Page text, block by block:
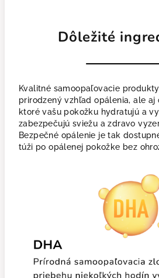
Dôležité
Kvalitné samoopaľovacie
prirodzený vzhľad opálenia, ale aj
ktoré vašu pokožku hydratujú a
zabezpečujú sviežu a zdravo
Bezpečné opálenie je tak
túži po opálenej pokožke bez